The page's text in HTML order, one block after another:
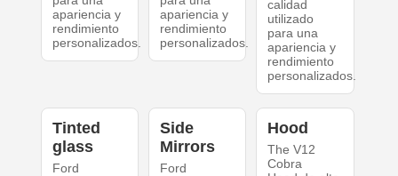
apariencia y
rendimiento
personalizados.
apariencia y
rendimiento
personalizados.
calidad
utilizado
para una
apariencia y
rendimiento
personalizados.
Tinted
glass
Ford
Side
Mirrors
Ford
Hood
The V12
Cobra